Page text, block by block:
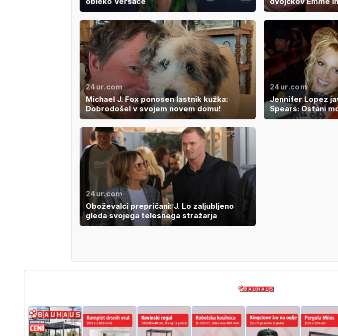
24ur.com
Michael J. Fox ponosen lastnik kužka:
Dobrodošel v svojem novem domu!
24ur.com
Jennifer Lopez
Spears: Ostani
24ur.com
Oboževalci prepričani: J. Lo zaljubljeno
gleda svojega telesnega stražarja